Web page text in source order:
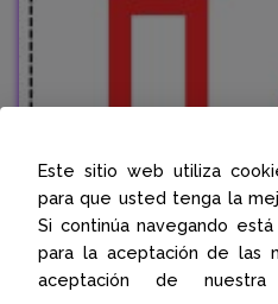
Este sitio web utiliza
para que usted tenga la
Si continúa navegando
para la aceptación de las
aceptación de